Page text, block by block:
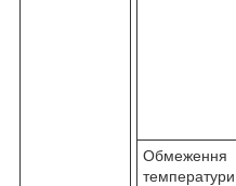
Обмеження
температури